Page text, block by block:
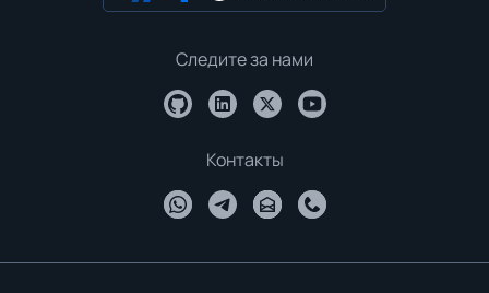
Следите за нами
Контакты